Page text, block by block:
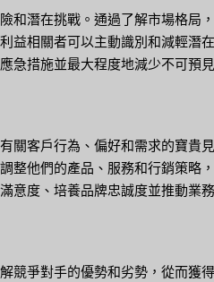
和潛在挑戰。通過了解市場格局
益相關者可以主動識別和減輕潛
急措施並最大程度地減少不可預
關客戶行為、偏好和需求的寶貴
整他們的產品、服務和行銷策略
意度、培養品牌忠誠度並推動業
競爭對手的優勢和劣勢，從而獲